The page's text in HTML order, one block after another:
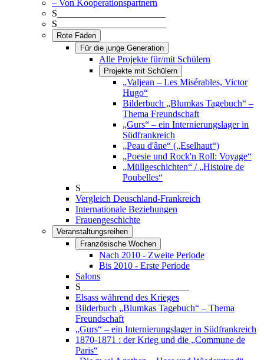
– Von Kooperationspartnern
S_______________________
S_______________________
Rote Fäden
Für die junge Generation
Alle Projekte für/mit Schülern
Projekte mit Schülern
„Valjean – Les Misérables, Victor
Hugo“
Bilderbuch „Blumkas Tagebuch“ –
Thema Freundschaft
„Gurs“ – ein Internierungslager in
Südfrankreich
„Peau d'âne“ („Eselhaut“)
„Poesie und Rock'n Roll: Voyage“
„Müllgeschichten“ / „Histoire de
Poubelles“
S_______________________
Vergleich Deuschland-Frankreich
Internationale Beziehungen
Frauengeschichte
Veranstaltungsreihen
Französische Wochen
Nach 2010 - Zweite Periode
Bis 2010 - Erste Periode
Salons
S_______________________
Elsass während des Krieges
Bilderbuch „Blumkas Tagebuch“ – Thema
Freundschaft
„Gurs“ – ein Internierungslager in Südfrankreich
1870-1871 : der Krieg und die „Commune de
Paris“